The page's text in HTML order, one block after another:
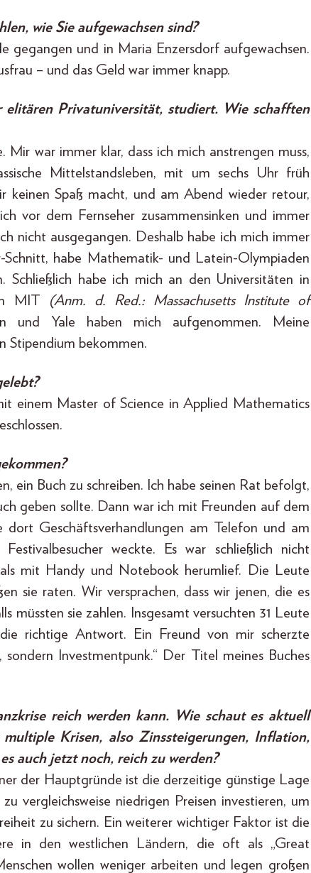
wie Sie aufgewachsen sind?
gegangen und in Maria Enzersdorf aufgewachsen.
– und das Geld war immer knapp.
Privatuniversität, studiert. Wie schafften
war immer klar, dass ich mich anstrengen muss,
Mittelstandsleben, mit um sechs Uhr früh
Spaß macht, und am Abend wieder retour,
vor dem Fernseher zusammensinken und immer
nicht ausgegangen. Deshalb habe ich mich immer
habe Mathematik- und Latein-Olympiaden
Schließlich habe ich mich an den Universitäten in
MIT
(Anm. d. Red.: Massachusetts Institute of
und Yale haben mich aufgenommen. Meine
Stipendium bekommen.
einem Master of Science in Applied Mathematics
ein Buch zu schreiben. Ich habe seinen Rat befolgt,
geben sollte. Dann war ich mit Freunden auf dem
dort Geschäftsverhandlungen am Telefon und am
weckte. Es war schließlich nicht
mit Handy und Notebook herumlief. Die Leute
sie raten. Wir versprachen, dass wir jenen, die es
müssten sie zahlen. Insgesamt versuchten 31 Leute
richtige Antwort. Ein Freund von mir scherzte
Investmentpunk.“ Der Titel meines Buches
reich werden kann. Wie schaut es aktuell
Krisen, also Zinssteigerungen, Inflation,
auch jetzt noch, reich zu werden?
der Hauptgründe ist die derzeitige günstige Lage
vergleichsweise niedrigen Preisen investieren, um
zu sichern. Ein weiterer wichtiger Faktor ist die
in den westlichen Ländern, die oft als „Great
wollen weniger arbeiten und legen großen